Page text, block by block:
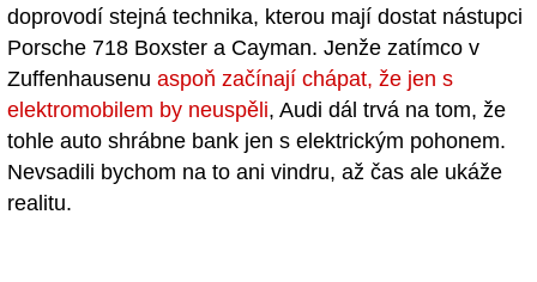
doprovodí stejná technika, kterou mají dostat nástupci
Porsche 718 Boxster a Cayman. Jenže zatímco v
Zuffenhausenu aspoň začínají chápat, že jen s
elektromobilem by neuspěli, Audi dál trvá na tom, že
tohle auto shrábne bank jen s elektrickým pohonem.
Nevsadili bychom na to ani vindru, až čas ale ukáže
realitu.